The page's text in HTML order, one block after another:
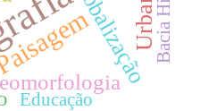
Globalização
Educação